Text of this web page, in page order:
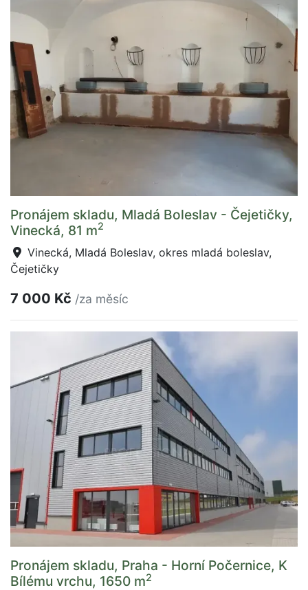
Pronájem skladu, Mladá Boleslav - Čejetičky,
Vinecká, 81 m2
Vinecká, Mladá Boleslav, okres mladá boleslav,
Čejetičky
7 000 Kč /za měsíc
Pronájem skladu, Praha - Horní Počernice, K
Bílému vrchu, 1650 m2